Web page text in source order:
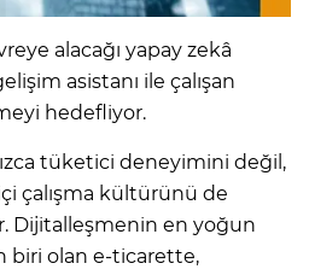
alacağı yapay zekâ
asistanı ile çalışan
hedefliyor.
tüketici deneyimini değil,
çalışma kültürünü de
Dijitalleşmenin en yoğun
biri olan e-ticarette,